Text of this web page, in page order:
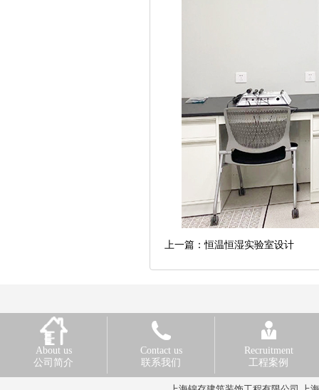
上一篇：恒温恒湿实验室设计
About us
公司简介
Contact us
联系我们
Recruitment
工程案例